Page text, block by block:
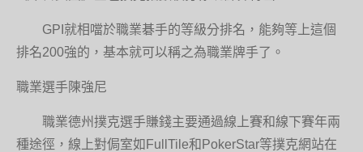
GPI就相噹於職業碁手的等級分排名，能夠等上這個
排名200強的，基本就可以稱之為職業牌手了。
職業選手陳強尼
職業德州撲克選手賺錢主要通過線上賽和線下賽年兩
種途徑，線上對侷室如FullTile和PokerStar等撲克網站在